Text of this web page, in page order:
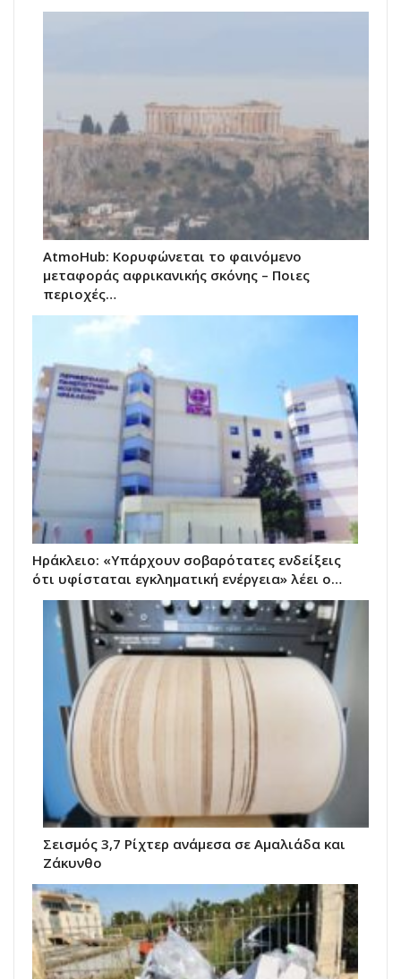
AtmoHub: Κορυφώνεται το φαινόμενο
μεταφοράς αφρικανικής σκόνης – Ποιες
περιοχές…
Ηράκλειο: «Υπάρχουν σοβαρότατες ενδείξεις
ότι υφίσταται εγκληματική ενέργεια» λέει ο…
Σεισμός 3,7 Ρίχτερ ανάμεσα σε Αμαλιάδα και
Ζάκυνθο